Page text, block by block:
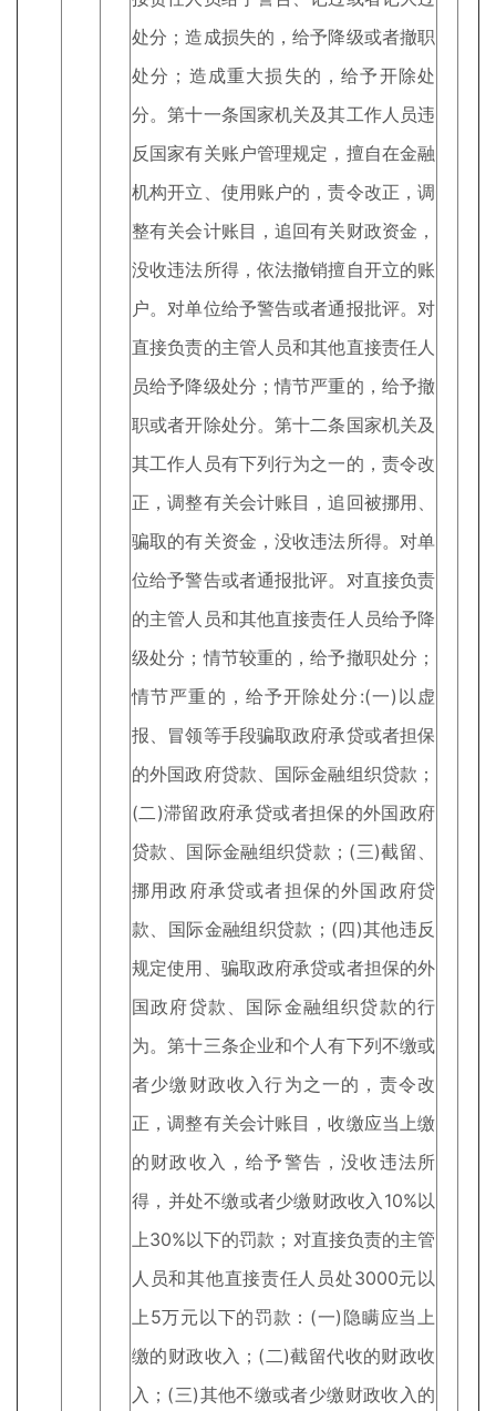
处分；造成损失的，给予降级或者撤职
处分；造成重大损失的，给予开除处
分。第十一条国家机关及其工作人员违
反国家有关账户管理规定，擅自在金融
机构开立、使用账户的，责令改正，调
整有关会计账目，追回有关财政资金，
没收违法所得，依法撤销擅自开立的账
户。对单位给予警告或者通报批评。对
直接负责的主管人员和其他直接责任人
员给予降级处分；情节严重的，给予撤
职或者开除处分。第十二条国家机关及
其工作人员有下列行为之一的，责令改
正，调整有关会计账目，追回被挪用、
骗取的有关资金，没收违法所得。对单
位给予警告或者通报批评。对直接负责
的主管人员和其他直接责任人员给予降
级处分；情节较重的，给予撤职处分；
情节严重的，给予开除处分:(一)以虚
报、冒领等手段骗取政府承贷或者担保
的外国政府贷款、国际金融组织贷款；
(二)滞留政府承贷或者担保的外国政府
贷款、国际金融组织贷款；(三)截留、
挪用政府承贷或者担保的外国政府贷
款、国际金融组织贷款；(四)其他违反
规定使用、骗取政府承贷或者担保的外
国政府贷款、国际金融组织贷款的行
为。第十三条企业和个人有下列不缴或
者少缴财政收入行为之一的，责令改
正，调整有关会计账目，收缴应当上缴
的财政收入，给予警告，没收违法所
得，并处不缴或者少缴财政收入10%以
上30%以下的罚款；对直接负责的主管
人员和其他直接责任人员处3000元以
上5万元以下的罚款：(一)隐瞒应当上
缴的财政收入；(二)截留代收的财政收
入；(三)其他不缴或者少缴财政收入的